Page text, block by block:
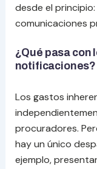
desde el
comunicaciones
¿Qué pasa con
notificaciones?
Los gastos
procuradores.
hay un único
ejemplo,